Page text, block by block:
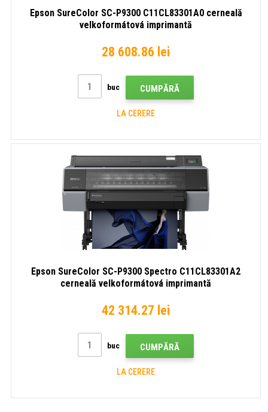
Epson SureColor SC-P9300 C11CL83301A0 cerneală
velkoformátová imprimantă
28 608.86 lei
buc CUMPĂRĂ
LA CERERE
Epson SureColor SC-P9300 Spectro C11CL83301A2
cerneală velkoformátová imprimantă
42 314.27 lei
buc CUMPĂRĂ
LA CERERE